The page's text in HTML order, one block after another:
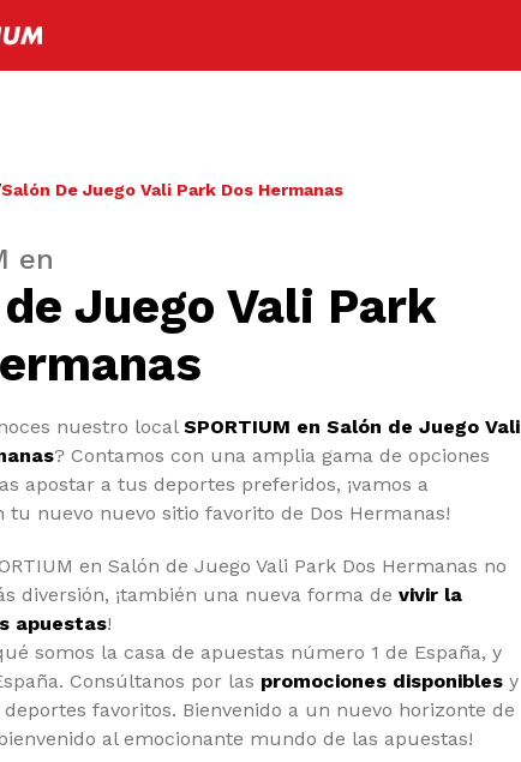
Salón De Juego Vali Park Dos Hermanas
en
Juego Vali Park
nuestro local SPORTIUM en Salón de Juego Vali
? Contamos con una amplia gama de opciones
apostar a tus deportes preferidos, ¡vamos a
tu nuevo nuevo sitio favorito de Dos Hermanas!
en Salón de Juego Vali Park Dos Hermanas no
diversión, ¡también una nueva forma de vivir la
apuestas!
somos la casa de apuestas número 1 de España, y
Consúltanos por las promociones disponibles y
favoritos. Bienvenido a un nuevo horizonte de
al emocionante mundo de las apuestas!